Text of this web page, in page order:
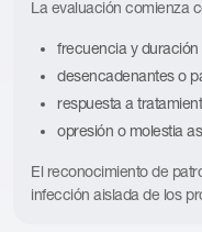
La evaluación comienza
frecuencia y duración
desencadenantes o
respuesta a
opresión o molestia
El reconocimiento de
infección aislada de los